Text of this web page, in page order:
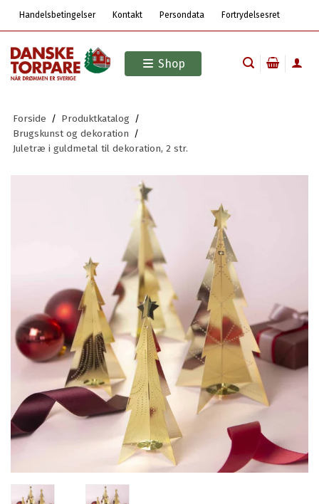
Handelsbetingelser Kontakt Persondata Fortrydelsesret
Shop
Forside / Produktkatalog /
Brugskunst og dekoration /
Juletræ i guldmetal til dekoration, 2 str.